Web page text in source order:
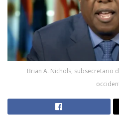
Brian A. Nichols, subsecretario